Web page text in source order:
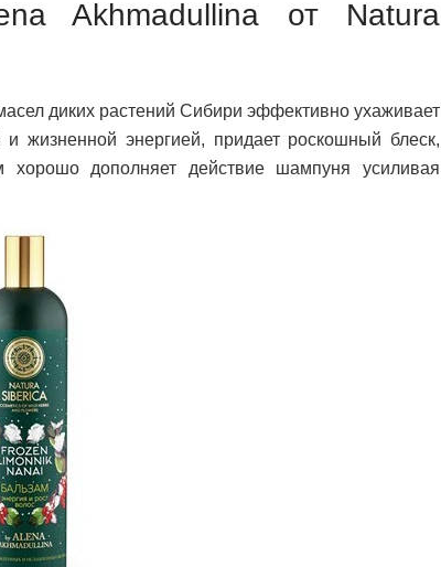
Akhmadullina от Natura
диких растений Сибири эффективно ухаживает
жизненной энергией, придает роскошный блеск,
хорошо дополняет действие шампуня усиливая